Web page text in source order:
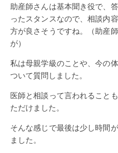
助産師さんは基本聞き役で、
ったスタンスなので、相談内
方が良さそうですね。（助産
が）
私は母親学級のことや、今の
ついて質問しました。
医師と相談って言われること
ただけました。
そんな感じで最後は少し時間
ました。